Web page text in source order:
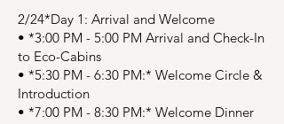
2/24*Day 1: Arrival and Welcome
•⁠ ⁠*3:00 PM - 5:00 PM Arrival and Check-In
to Eco-Cabins
•⁠ ⁠*5:30 PM - 6:30 PM:* Welcome Circle &
Introduction
•⁠ ⁠*7:00 PM - 8:30 PM:* Welcome Dinner